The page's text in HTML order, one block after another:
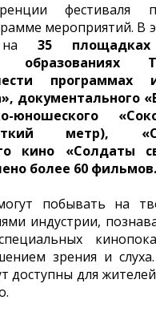
фестиваля
мероприятий. В
35
образованиях
программах
документального
юношеского
метр),
кино «Солдаты
более 60 фильмов.
побывать на
индустрии,
зрения и
доступны для